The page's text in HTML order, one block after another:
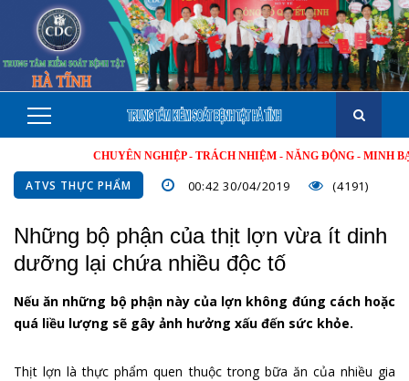
CHUYÊN NGHIỆP - TRÁCH NHIỆM - NĂNG ĐỘNG - MINH BẠCH -
ATVS THỰC PHẨM 00:42 30/04/2019 (4191)
Những bộ phận của thịt lợn vừa ít dinh
dưỡng lại chứa nhiều độc tố
Nếu ăn những bộ phận này của lợn không đúng cách hoặc
quá liều lượng sẽ gây ảnh hưởng xấu đến sức khỏe.
Thịt lợn là thực phẩm quen thuộc trong bữa ăn của nhiều gia